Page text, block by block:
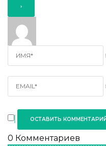
0 Комментариев